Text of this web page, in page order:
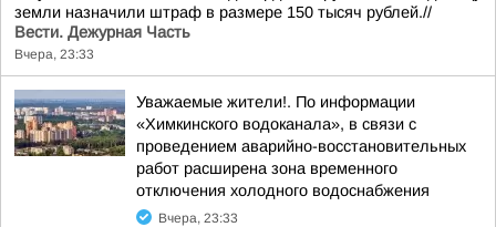
земли назначили штраф в размере 150 тысяч рублей.//
Вести. Дежурная Часть
Вчера, 23:33
Уважаемые жители!. По информации
«Химкинского водоканала», в связи с
проведением аварийно-восстановительных
работ расширена зона временного
отключения холодного водоснабжения
Вчера, 23:33